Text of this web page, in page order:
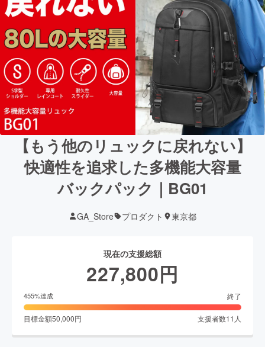
【もう他のリュックに戻れない】
快適性を追求した多機能大容量
バックパック｜BG01
GA_Store プロダクト 東京都
現在の支援総額
227,800円
455%達成 終了
目標金額50,000円 支援者数11 人